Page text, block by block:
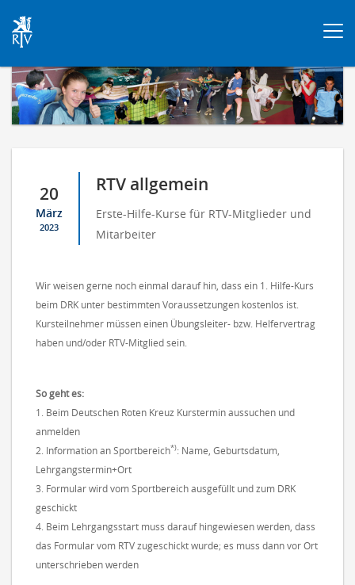
20
März
2023
RTV allgemein
Erste-Hilfe-Kurse für RTV-Mitglieder und
Mitarbeiter
Wir weisen gerne noch einmal darauf hin, dass ein 1. Hilfe-Kurs
beim DRK unter bestimmten Voraussetzungen kostenlos ist.
Kursteilnehmer müssen einen Übungsleiter- bzw. Helfervertrag
haben und/oder RTV-Mitglied sein.
So geht es:
1. Beim Deutschen Roten Kreuz Kurstermin aussuchen und
anmelden
2. Information an Sportbereich*): Name, Geburtsdatum,
Lehrgangstermin+Ort
3. Formular wird vom Sportbereich ausgefüllt und zum DRK
geschickt
4. Beim Lehrgangsstart muss darauf hinge­wiesen werden, dass
das Formular vom RTV zugeschickt wurde; es muss dann vor Ort
unterschrieben werden